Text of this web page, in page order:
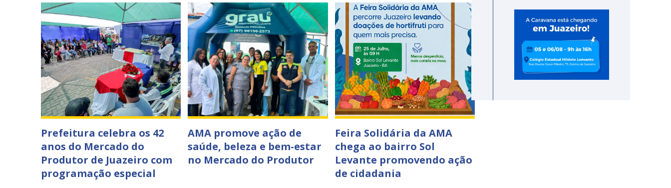
Prefeitura celebra os 42
anos do Mercado do
Produtor de Juazeiro com
programação especial
AMA promove ação de
saúde, beleza e bem-estar
no Mercado do Produtor
Feira Solidária da AMA
chega ao bairro Sol
Levante promovendo ação
de cidadania